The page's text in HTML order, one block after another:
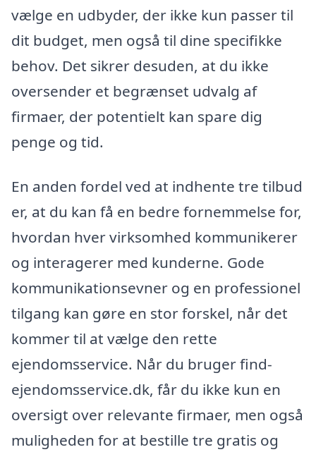
vælge en udbyder, der ikke kun passer til
dit budget, men også til dine specifikke
behov. Det sikrer desuden, at du ikke
oversender et begrænset udvalg af
firmaer, der potentielt kan spare dig
penge og tid.
En anden fordel ved at indhente tre tilbud
er, at du kan få en bedre fornemmelse for,
hvordan hver virksomhed kommunikerer
og interagerer med kunderne. Gode
kommunikationsevner og en professionel
tilgang kan gøre en stor forskel, når det
kommer til at vælge den rette
ejendomsservice. Når du bruger find-
ejendomsservice.dk, får du ikke kun en
oversigt over relevante firmaer, men også
muligheden for at bestille tre gratis og